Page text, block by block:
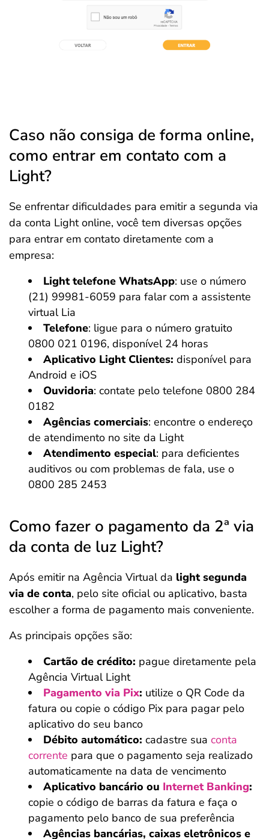
Caso não consiga de forma online,
como entrar em contato com a
Light?
Se enfrentar dificuldades para emitir a segunda via
da conta Light online, você tem diversas opções
para entrar em contato diretamente com a
empresa:
Light telefone WhatsApp: use o número
(21) 99981-6059 para falar com a assistente
virtual Lia
Telefone: ligue para o número gratuito
0800 021 0196, disponível 24 horas
Aplicativo Light Clientes: disponível para
Android e iOS
Ouvidoria: contate pelo telefone 0800 284
0182
Agências comerciais: encontre o endereço
de atendimento no site da Light
Atendimento especial: para deficientes
auditivos ou com problemas de fala, use o
0800 285 2453
Como fazer o pagamento da 2ª via
da conta de luz Light?
Após emitir na Agência Virtual da light segunda
via de conta, pelo site oficial ou aplicativo, basta
escolher a forma de pagamento mais conveniente.
As principais opções são:
Cartão de crédito: pague diretamente pela
Agência Virtual Light
Pagamento via Pix: utilize o QR Code da
fatura ou copie o código Pix para pagar pelo
aplicativo do seu banco
Débito automático: cadastre sua conta
corrente para que o pagamento seja realizado
automaticamente na data de vencimento
Aplicativo bancário ou Internet Banking:
copie o código de barras da fatura e faça o
pagamento pelo banco de sua preferência
Agências bancárias, caixas eletrônicos e